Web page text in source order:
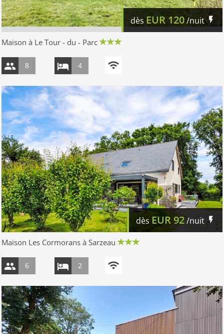
dès EUR 120/nuit
Maison à Le Tour - du - Parc
8 4
dèsEUR92/nuit
Maison Les Cormorans à Sarzeau
6 2